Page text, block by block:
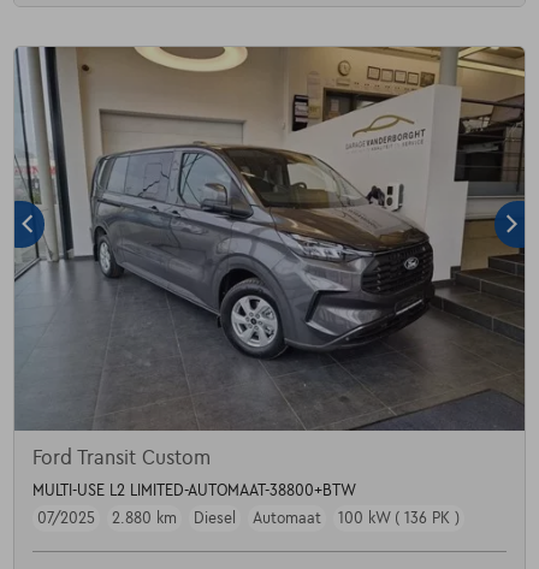
Ford Transit Custom
MULTI-USE L2 LIMITED-AUTOMAAT-38800+BTW
07/2025
2.880 km Diesel Automaat 100 kW ( 136 PK )